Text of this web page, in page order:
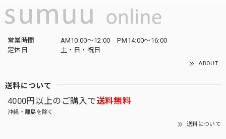
営業時間
AM10:00〜12:00 PM14:00〜16:00
定休日
土・日・祝日
ABOUT
送料について
4000円以上のご購入で送料無料
沖縄・離島を除く
送料について